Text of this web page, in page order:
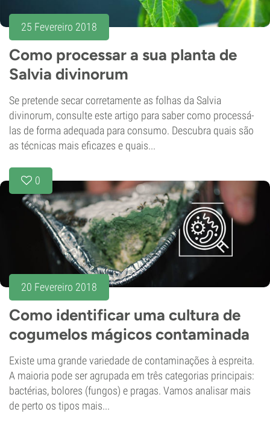
25 Fevereiro 2018
Como processar a sua planta de
Salvia divinorum
Se pretende secar corretamente as folhas da Salvia
divinorum, consulte este artigo para saber como processá-
las de forma adequada para consumo. Descubra quais são
as técnicas mais eficazes e quais...
0
20 Fevereiro 2018
Como identificar uma cultura de
cogumelos mágicos contaminada
Existe uma grande variedade de contaminações à espreita.
A maioria pode ser agrupada em três categorias principais:
bactérias, bolores (fungos) e pragas. Vamos analisar mais
de perto os tipos mais...